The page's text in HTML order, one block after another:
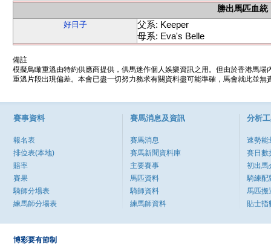
勝出馬匹血統
好日子
父系: Keeper
母系: Eva's Belle
備註
模擬鳥瞰重溫由特約供應商提供，供馬迷作個人娛樂資訊之用。但由於香港馬
重溫片段出現偏差。本會已盡一切努力務求有關資料盡可能準確，馬會就此並
賽事資料
報名表
排位表(本地)
賠率
賽果
騎師分場表
練馬師分場表
賽馬消息及資訊
賽馬消息
賽馬新聞資料庫
主要賽事
馬匹資料
騎師資料
練馬師資料
分析
速勢能
賽日數
初出馬
騎練配
馬匹搬
貼士指
博彩要有節制